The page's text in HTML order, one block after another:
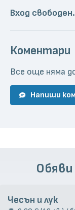
Вход свободен.
Коментари
Все още няма
Напиши
Чесън и лук